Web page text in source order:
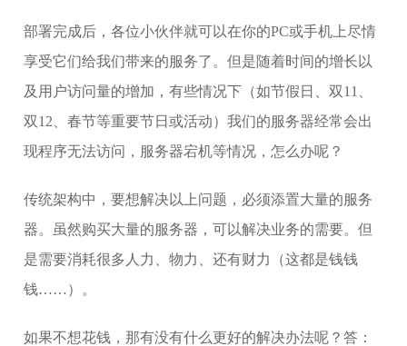
部署完成后，各位小伙伴就可以在你的PC或手机上尽情
享受它们给我们带来的服务了。但是随着时间的增长以
及用户访问量的增加，有些情况下（如节假日、双11、
双12、春节等重要节日或活动）我们的服务器经常会出
现程序无法访问，服务器宕机等情况，怎么办呢？
传统架构中，要想解决以上问题，必须添置大量的服务
器。虽然购买大量的服务器，可以解决业务的需要。但
是需要消耗很多人力、物力、还有财力（这都是钱钱
钱……）。
如果不想花钱，那有没有什么更好的解决办法呢？答：